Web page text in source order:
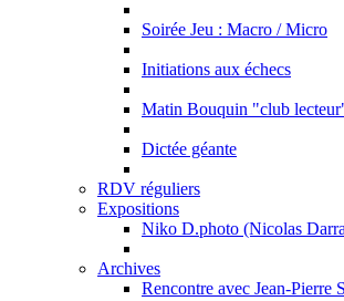
Soirée Jeu : Macro / Micro
Initiations aux échecs
Matin Bouquin "club
Dictée géante
RDV réguliers
Expositions
Niko D.photo (Nicolas
Archives
Rencontre avec Jean-Pierre